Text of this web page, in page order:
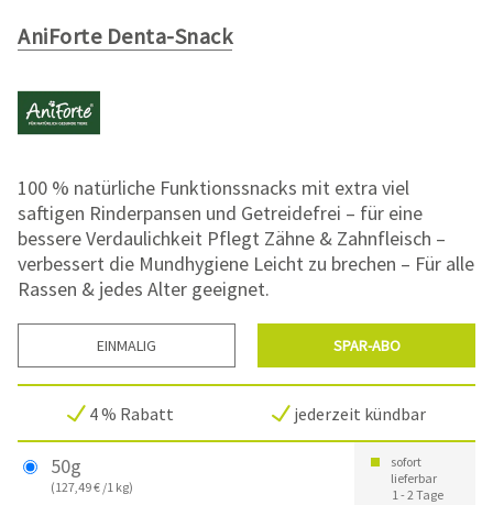
AniForte Denta-Snack
100 % natürliche Funktionssnacks mit extra viel
saftigen Rinderpansen und Getreidefrei – für eine
bessere Verdaulichkeit Pflegt Zähne & Zahnfleisch –
verbessert die Mundhygiene Leicht zu brechen – Für alle
Rassen & jedes Alter geeignet.
EINMALIG SPAR-ABO
4 % Rabatt jederzeit kündbar
50g
(127,49 € /1 kg)
sofort
lieferbar
1 - 2 Tage